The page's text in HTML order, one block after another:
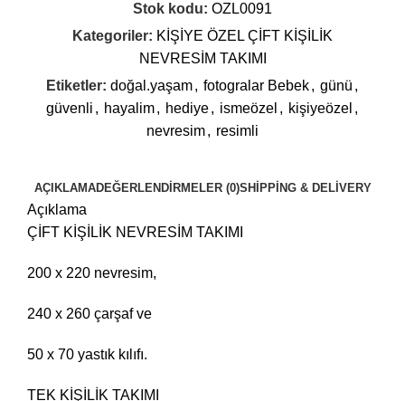
Stok kodu: OZL0091
Kategoriler: KİŞİYE ÖZEL ÇİFT KİŞİLİK
NEVRESİM TAKIMI
Etiketler: doğal.yaşam , fotogralar Bebek , günü ,
güvenli , hayalim , hediye , ismeözel , kişiyeözel ,
nevresim, resimli
AÇIKLAMADEĞERLENDIRMELER (0)SHIPPING & DELIVERY
Açıklama
ÇİFT KİŞİLİK NEVRESİM TAKIMI
200 x 220 nevresim,
240 x 260 çarşaf ve
50 x 70 yastık kılıfı.
TEK KİŞİLİK TAKIMI